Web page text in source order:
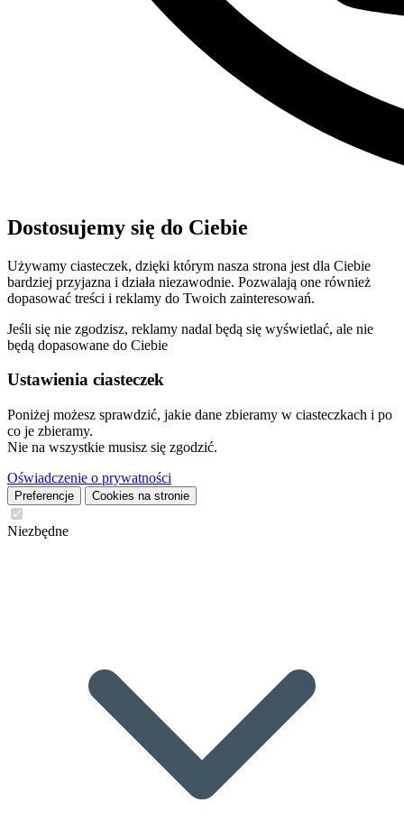
Dostosujemy się do Ciebie
Używamy ciasteczek, dzięki którym nasza strona jest dla Ciebie
bardziej przyjazna i działa niezawodnie. Pozwalają one również
dopasować treści i reklamy do Twoich zainteresowań.
Jeśli się nie zgodzisz, reklamy nadal będą się wyświetlać, ale nie
będą dopasowane do Ciebie
Ustawienia ciasteczek
Poniżej możesz sprawdzić, jakie dane zbieramy w ciasteczkach i po
co je zbieramy.
Nie na wszystkie musisz się zgodzić.
Oświadczenie o prywatności
Preferencje Cookies na stronie
Niezbędne